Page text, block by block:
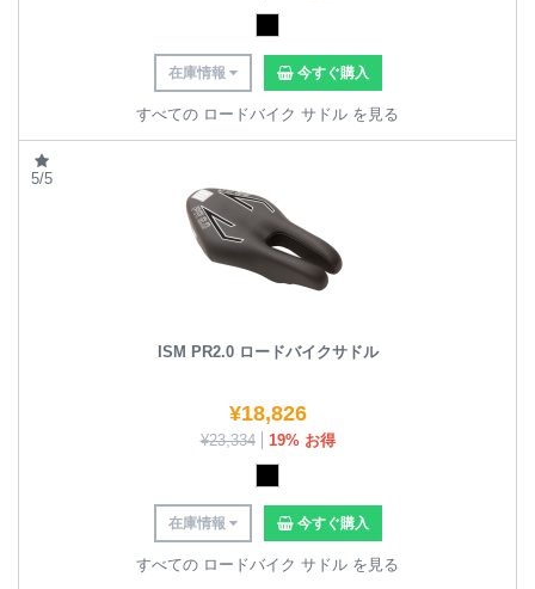
在庫情報 今すぐ購入
すべての ロードバイク サドル を見る
5/5
ISM PR2.0 ロードバイクサドル
¥18,826
¥23,334 19% お得
在庫情報 今すぐ購入
すべての ロードバイク サドル を見る